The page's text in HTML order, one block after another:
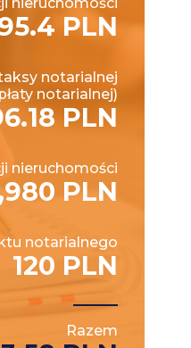
PLN
notarialnej
notarialnej)
PLN
nieruchomości
PLN
notarialnego
120 PLN
Razem